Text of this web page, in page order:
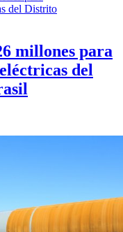
millones para
del